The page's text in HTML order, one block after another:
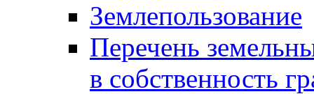
Землепользование
Перечень
в собственность